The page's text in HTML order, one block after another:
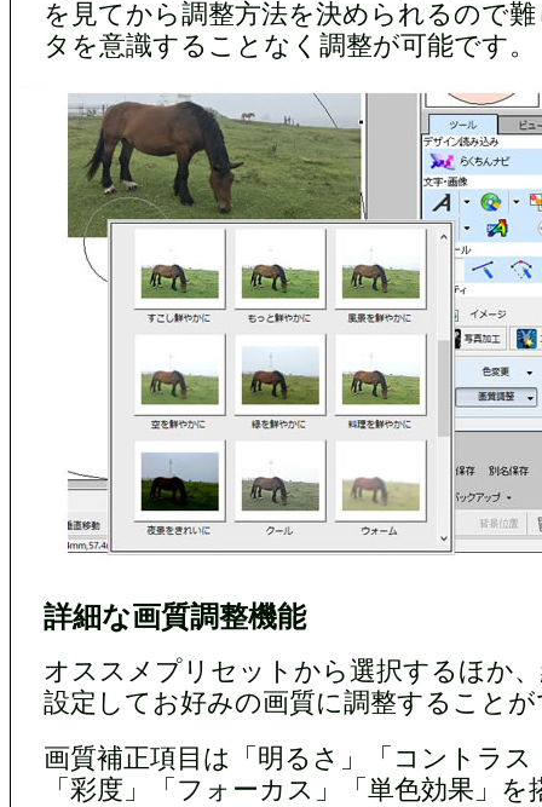
を見てから調整方法を決められるので
タを意識することなく調整が可能です。
詳細な画質調整機能
オススメプリセットから選択するほか
設定してお好みの画質に調整すること
画質補正項目は「明るさ」「コントラス
「彩度」「フォーカス」「単色効果」